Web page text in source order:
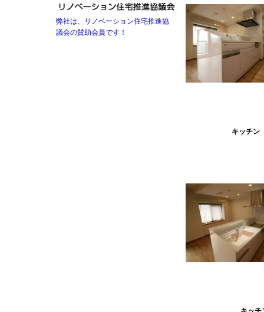
キッチン
弊社は、リノベーション住宅推進協
議会の賛助会員です！